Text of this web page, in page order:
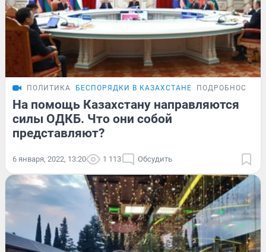
ПОЛИТИКА БЕСПОРЯДКИ В КАЗАХСТАНЕ ПОДРОБНОСТИ
На помощь Казахстану направляются
силы ОДКБ. Что они собой
представляют?
6 января, 2022, 13:20 1 113 Обсудить